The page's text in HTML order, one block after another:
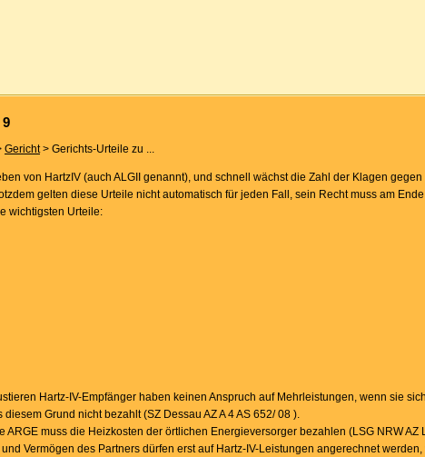
Gericht> Gerichts-Urteile zu ...
von HartzIV (auch ALGII genannt), und schnell wächst die Zahl der Klagen
gelten diese Urteile nicht automatisch für jeden Fall, sein Recht muss am
wichtigsten Urteile:
Hartz-IV-Empfänger haben keinen Anspruch auf Mehrleistungen, wenn sie
Grund nicht bezahlt (SZ Dessau AZ A 4 AS 652/ 08 ).
muss die Heizkosten der örtlichen Energieversorger bezahlen (LSG NRW AZ
Vermögen des Partners dürfen erst auf Hartz-IV-Leistungen angerechnet